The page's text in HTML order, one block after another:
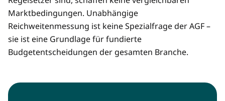
Marktbedingungen. Unabhängige
Reichweitenmessung ist keine Spezialfrage der AGF –
sie ist eine Grundlage für fundierte
Budgetentscheidungen der gesamten Branche.